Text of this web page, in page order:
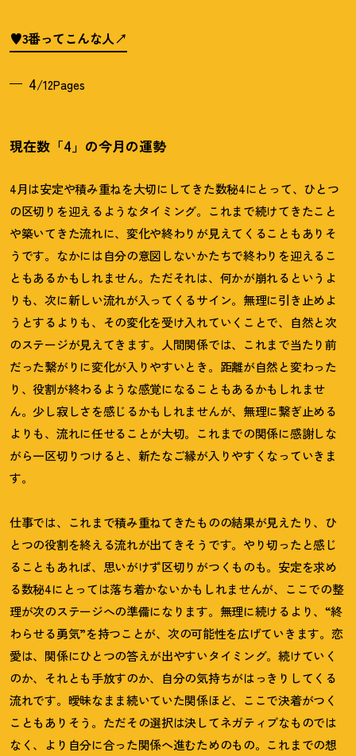
♥3番ってこんな人
4/12Pages
現在数「4」の今月の運勢
4月は安定や積み重ねを大切にしてきた数秘4にとって、ひとつ
の区切りを迎えるようなタイミング。これまで続けてきたこと
や築いてきた流れに、変化や終わりが見えてくることもありそ
うです。なかには自分の意図しないかたちで終わりを迎えるこ
ともあるかもしれません。ただそれは、何かが崩れるというよ
りも、次に新しい流れが入ってくるサイン。無理に引き止めよ
うとするよりも、その変化を受け入れていくことで、自然と次
のステージが見えてきます。人間関係では、これまで当たり前
だった繋がりに変化が入りやすいとき。距離が自然と変わった
り、役割が終わるような感覚になることもあるかもしれませ
ん。少し寂しさを感じるかもしれませんが、無理に繋ぎ止める
よりも、流れに任せることが大切。これまでの関係に感謝しな
がら一区切りつけると、新たなご縁が入りやすくなっていきま
す。
仕事では、これまで積み重ねてきたものの結果が見えたり、ひ
とつの役割を終える流れが出てきそうです。やり切ったと感じ
ることもあれば、思いがけず区切りがつくものも。安定を求め
る数秘4にとっては落ち着かないかもしれませんが、ここでの整
理が次のステージへの準備になります。無理に続けるより、 “終
わらせる勇気”を持つことが、次の可能性を広げていきます。恋
愛は、関係にひとつの答えが出やすいタイミング。続けていく
のか、それとも手放すのか、自分の気持ちがはっきりしてくる
流れです。曖昧なまま続いていた関係ほど、ここで決着がつく
こともありそう。ただその選択は決してネガティブなものでは
なく、より自分に合った関係へ進むためのもの。これまでの想